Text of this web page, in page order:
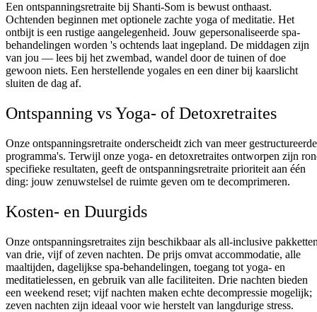
Een ontspanningsretraite bij Shanti-Som is bewust onthaast.
Ochtenden beginnen met optionele zachte yoga of meditatie. Het
ontbijt is een rustige aangelegenheid. Jouw gepersonaliseerde spa-
behandelingen worden 's ochtends laat ingepland. De middagen zijn
van jou — lees bij het zwembad, wandel door de tuinen of doe
gewoon niets. Een herstellende yogales en een diner bij kaarslicht
sluiten de dag af.
Ontspanning vs Yoga- of Detoxretraites
Onze ontspanningsretraite onderscheidt zich van meer gestructureerde
programma's. Terwijl onze yoga- en detoxretraites ontworpen zijn
specifieke resultaten, geeft de ontspanningsretraite prioriteit aan één
ding: jouw zenuwstelsel de ruimte geven om te decomprimeren.
Kosten- en Duurgids
Onze ontspanningsretraites zijn beschikbaar als all-inclusive
van drie, vijf of zeven nachten. De prijs omvat accommodatie, alle
maaltijden, dagelijkse spa-behandelingen, toegang tot yoga- en
meditatielessen, en gebruik van alle faciliteiten. Drie nachten bieden
een weekend reset; vijf nachten maken echte decompressie mogelijk;
zeven nachten zijn ideaal voor wie herstelt van langdurige stress.